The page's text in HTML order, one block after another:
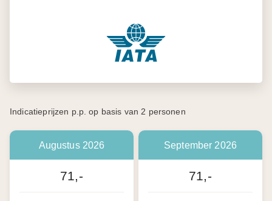
Indicatieprijzen p.p. op basis van 2 personen
Augustus 2026
71,-
September 2026
71,-